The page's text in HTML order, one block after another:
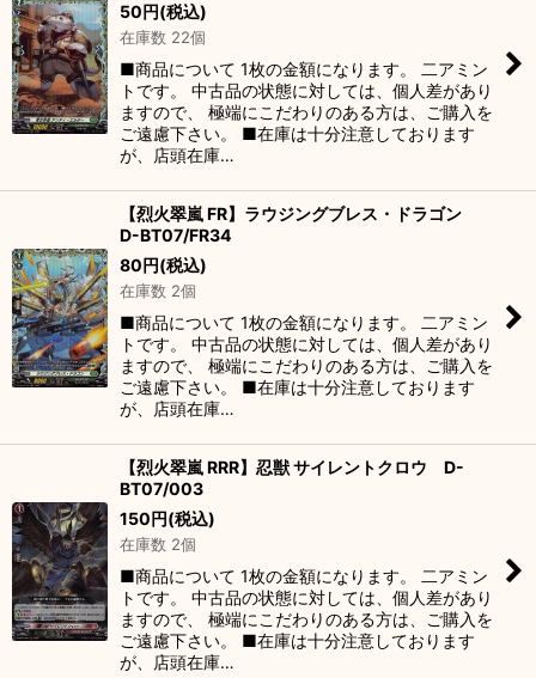
50円(税込)
在庫数 22個
■商品について 1枚の金額になります。 二アミン
トです。 中古品の状態に対しては、個人差があり
ますので、 極端にこだわりのある方は、ご購入を
ご遠慮下さい。 ■在庫は十分注意しております
が、店頭在庫…
【烈火翠嵐 FR】ラウジングブレス・ドラゴン
D-BT07/FR34
80円(税込)
在庫数 2個
■商品について 1枚の金額になります。 二アミン
トです。 中古品の状態に対しては、個人差があり
ますので、 極端にこだわりのある方は、ご購入を
ご遠慮下さい。 ■在庫は十分注意しております
が、店頭在庫…
【烈火翠嵐 RRR】忍獣 サイレントクロウ D-
BT07/003
150円(税込)
在庫数 2個
■商品について 1枚の金額になります。 二アミン
トです。 中古品の状態に対しては、個人差があり
ますので、 極端にこだわりのある方は、ご購入を
ご遠慮下さい。 ■在庫は十分注意しております
が、店頭在庫…